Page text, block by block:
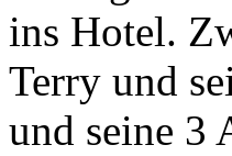
ins Hotel.
Terry und
und seine 3